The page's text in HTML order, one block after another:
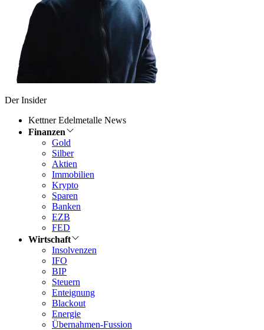
Der Insider
Kettner Edelmetalle News
Finanzen
Gold
Silber
Aktien
Immobilien
Krypto
Sparen
Banken
EZB
FED
Wirtschaft
Insolvenzen
IFO
BIP
Steuern
Enteignung
Blackout
Energie
Übernahmen-Fussion